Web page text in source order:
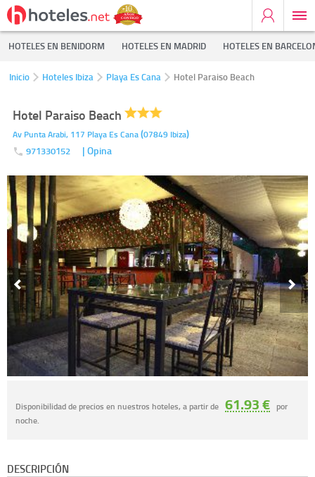
HOTELES EN BENIDORM HOTELES EN MADRID HOTELES EN
Inicio Hoteles Ibiza Playa Es Cana Hotel Paraiso Beach
Hotel Paraiso Beach
Av Punta Arabi, 117 Playa Es Cana(07849 Ibiza)
971330152 | Opina
Disponibilidad de precios en nuestros hoteles, a partir de 61.93 € por
noche.
DESCRIPCIÓN